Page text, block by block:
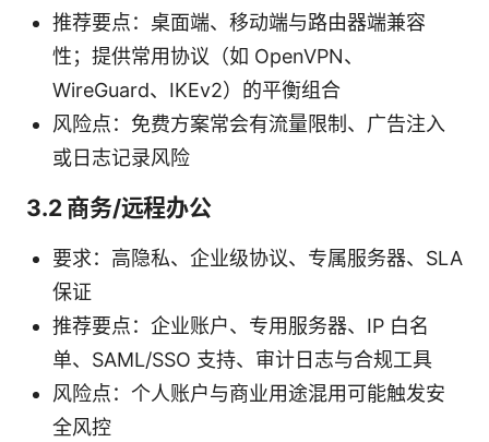
推荐要点：桌面端、移动端与路由器端兼容
性；提供常用协议（如 OpenVPN、
WireGuard、IKEv2）的平衡组合
风险点：免费方案常会有流量限制、广告注入
或日志记录风险
3.2 商务/远程办公
要求：高隐私、企业级协议、专属服务器、SLA
保证
推荐要点：企业账户、专用服务器、IP 白名
单、SAML/SSO 支持、审计日志与合规工具
风险点：个人账户与商业用途混用可能触发安
全风控